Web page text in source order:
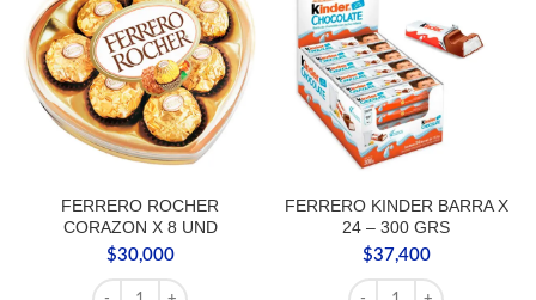
FERRERO ROCHER
CORAZON X 8 UND
$30,000
FERRERO ROCHER CORAZON X 8 UND cantidad
FERRERO KINDER BARRA X
24 – 300 GRS
$37,400
FERRERO KINDER